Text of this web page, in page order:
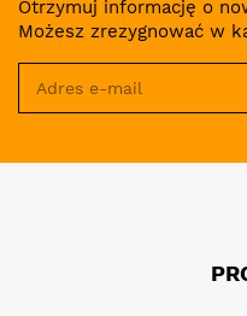
Otrzymuj informację o
Możesz zrezygnować w